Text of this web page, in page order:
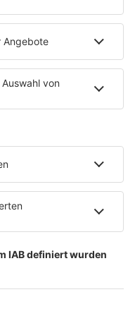
Klinik bietet es
auf dem …